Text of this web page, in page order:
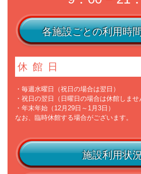
各施設ごとの利用時
休館日
・毎週水曜日（祝日の場合は翌日）
・祝日の翌日（日曜日の場合は休館しませ
・年末年始（12月29日～1月3日）
なお、臨時休館する場合がございます。
施設利用状